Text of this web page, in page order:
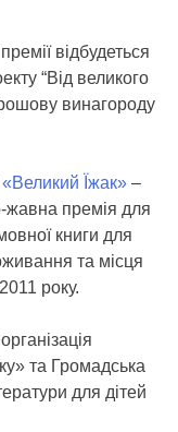
відбудеться
“Від великого
винагороду
Їжак» –
жавна премія для
книги для
та місця
року.
та Громадська
для дітей